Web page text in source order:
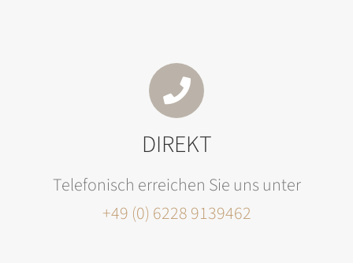
DIREKT
Telefonisch erreichen Sie uns unter
+49 (0) 6228 9139462